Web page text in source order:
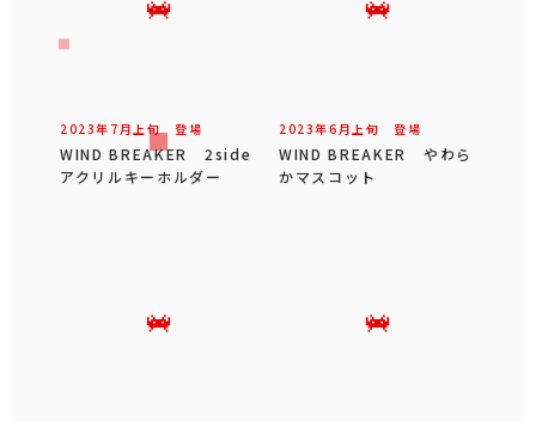
2023年 7 月 上旬 登場
WIND BREAKER 2side
アクリルキーホルダー
2023年6 月 上旬 登場
WIND BREAKER やわら
かマスコット